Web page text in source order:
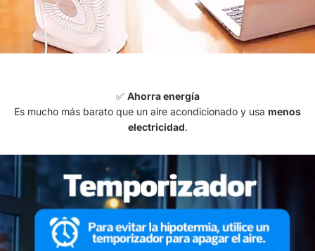
✅ Ahorra energía
Es mucho más barato que un aire acondicionado y usa menos
electricidad.